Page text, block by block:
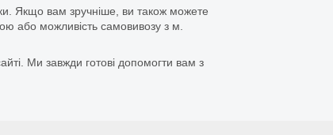
Якщо вам зручніше, ви також можете
або можливість самовивозу з м.
Ми завжди готові допомогти вам з